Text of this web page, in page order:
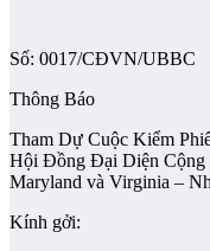
Số: 0017/CĐVN/UBBC
Thông Báo
Tham Dự Cuộc Kiểm
Hội Đồng Đại Diện Cộng
Maryland và Virginia –
Kính gởi: